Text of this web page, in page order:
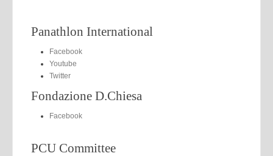
Panathlon International
Facebook
Youtube
Twitter
Fondazione D.Chiesa
Facebook
PCU Committee